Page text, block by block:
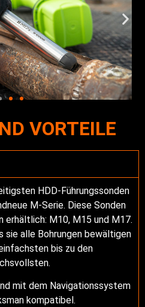
VORTEILE
HDD-Führungssonden
M-Serie. Diese Sonden
erhältlich: M10, M15 und M17.
sie alle Bohrungen bewältigen
bis zu den
mit dem Navigationssystem
kompatibel.